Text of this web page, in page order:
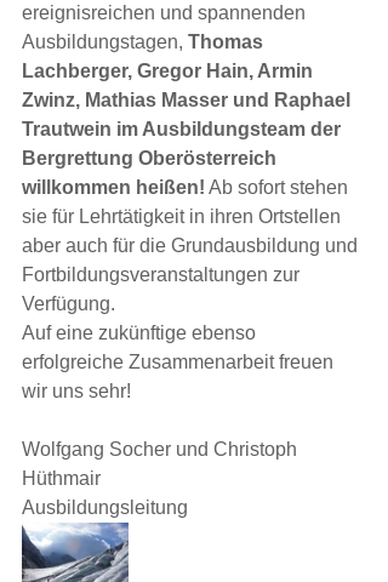
ereignisreichen und spannenden
Ausbildungstagen, Thomas
Lachberger, Gregor Hain, Armin
Zwinz, Mathias Masser und Raphael
Trautwein im Ausbildungsteam der
Bergrettung Oberösterreich
willkommen heißen! Ab sofort stehen
sie für Lehrtätigkeit in ihren Ortstellen
aber auch für die Grundausbildung und
Fortbildungsveranstaltungen zur
Verfügung.
Auf eine zukünftige ebenso
erfolgreiche Zusammenarbeit freuen
wir uns sehr!
Wolfgang Socher und Christoph
Hüthmair
Ausbildungsleitung